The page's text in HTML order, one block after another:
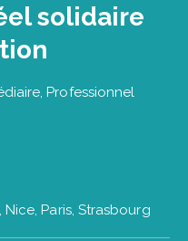
solidaire
Professionnel
Paris, Strasbourg